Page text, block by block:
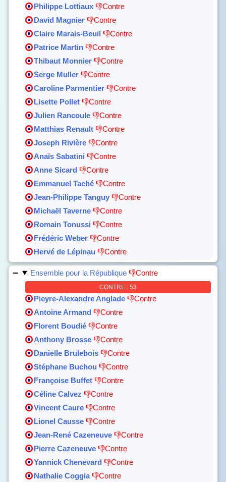
Philippe Lottiaux 👎Contre
David Magnier 👎Contre
Claire Marais-Beuil 👎Contre
Patrice Martin 👎Contre
Thibaut Monnier 👎Contre
Serge Muller 👎Contre
Caroline Parmentier 👎Contre
Lisette Pollet 👎Contre
Julien Rancoule 👎Contre
Matthias Renault 👎Contre
Joseph Rivière 👎Contre
Anaïs Sabatini 👎Contre
Anne Sicard 👎Contre
Emmanuel Taché 👎Contre
Jean-Philippe Tanguy 👎Contre
Michaël Taverne 👎Contre
Romain Tonussi 👎Contre
Frédéric Weber 👎Contre
Hervé de Lépinau 👎Contre
Ensemble pour la République 👎Contre
CONTRE : 53
Pieyre-Alexandre Anglade 👎Contre
Antoine Armand 👎Contre
Florent Boudié 👎Contre
Anthony Brosse 👎Contre
Danielle Brulebois 👎Contre
Stéphane Buchou 👎Contre
Françoise Buffet 👎Contre
Céline Calvez 👎Contre
Vincent Caure 👎Contre
Lionel Causse 👎Contre
Jean-René Cazeneuve 👎Contre
Pierre Cazeneuve 👎Contre
Yannick Chenevard 👎Contre
Nathalie Coggia 👎Contre